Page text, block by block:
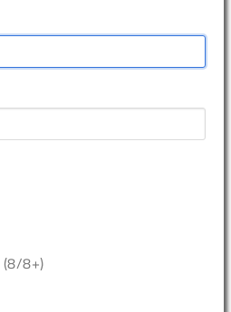
(8/8+)